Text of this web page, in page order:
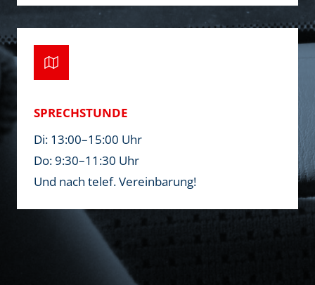
SPRECHSTUNDE
Di: 13:00–15:00 Uhr
Do: 9:30–11:30 Uhr
Und nach telef. Vereinbarung!